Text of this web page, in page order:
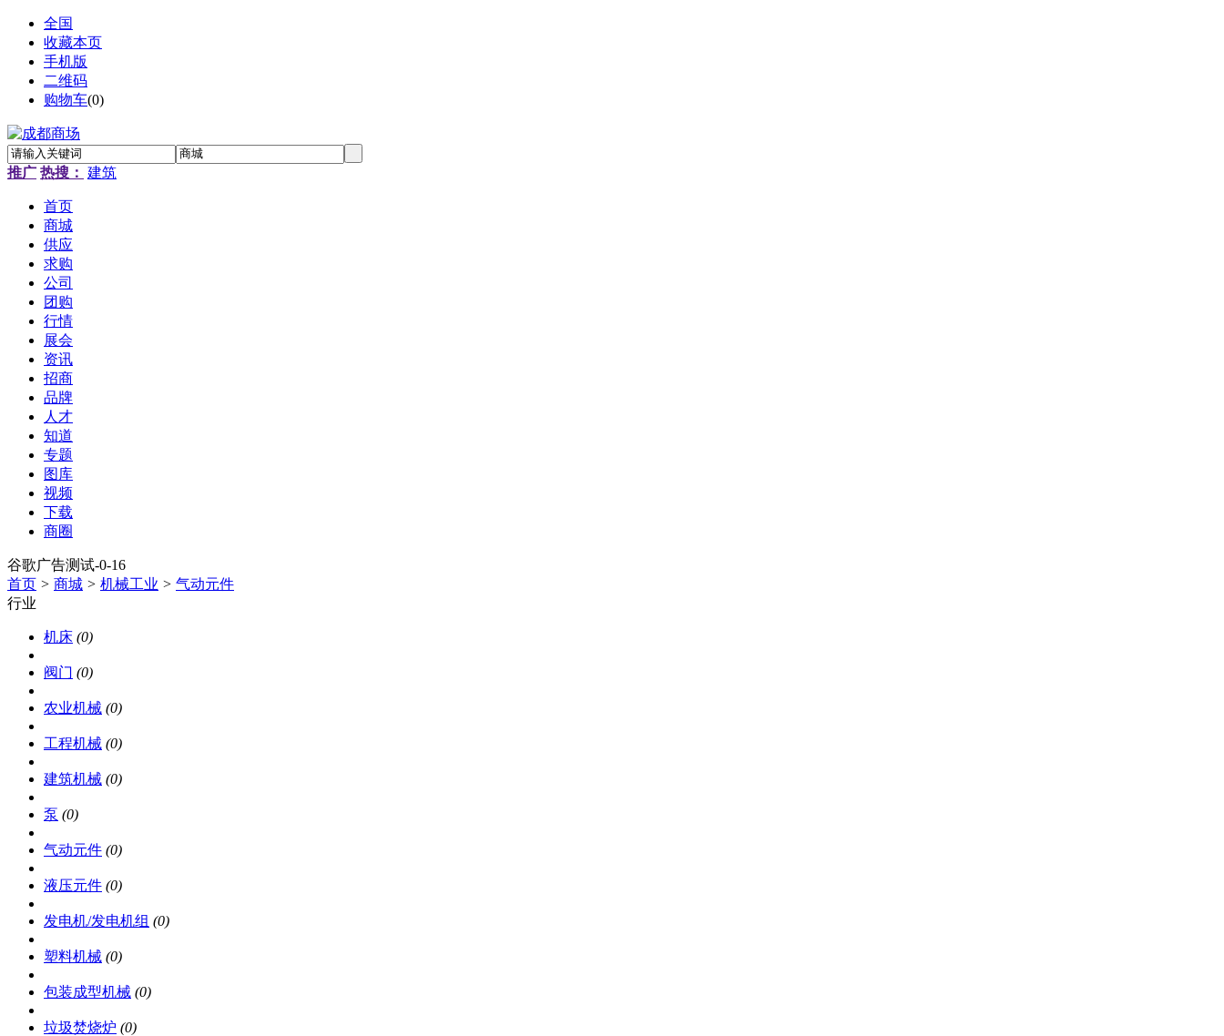
全国
收藏本页
手机版
二维码
购物车(0)
推广 热搜： 建筑
首页
商城
供应
求购
公司
团购
行情
展会
资讯
招商
品牌
人才
知道
专题
图库
视频
下载
商圈
谷歌广告测试-0-16
首页 > 商城 > 机械工业 > 气动元件
行业
机床 (0)
阀门 (0)
农业机械 (0)
工程机械 (0)
建筑机械 (0)
泵 (0)
气动元件 (0)
液压元件 (0)
发电机/发电机组 (0)
塑料机械 (0)
包装成型机械 (0)
垃圾焚烧炉 (0)